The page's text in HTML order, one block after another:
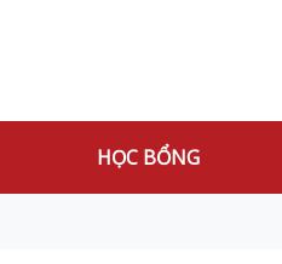
HỌC BỔNG